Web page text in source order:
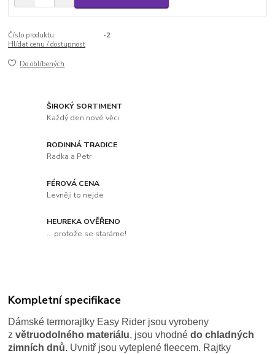
Číslo produktu:
-2
Hlídat cenu / dostupnost
Do oblíbených
ŠIROKÝ SORTIMENT
Každý den nové věci
RODINNÁ TRADICE
Radka a Petr
FÉROVÁ CENA
Levněji to nejde
HEUREKA OVĚŘENO
... protože se staráme!
Kompletní specifikace
Dámské termorajtky Easy Rider jsou vyrobeny
z větruodolného materiálu, jsou vhodnédo chladných
zimních dnů. Uvnitř jsou vyteplené fleecem. Rajtky